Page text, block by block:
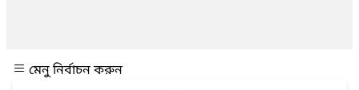
মেনু নির্বাচন করুন